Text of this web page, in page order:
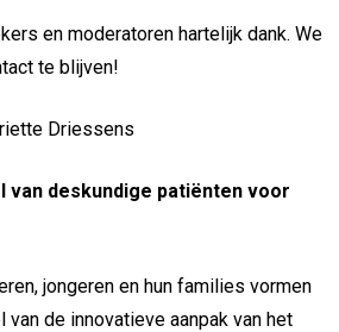
en moderatoren hartelijk dank. We
te blijven!
Driessens
van deskundige patiënten voor
jongeren en hun families vormen
van de innovatieve aanpak van het